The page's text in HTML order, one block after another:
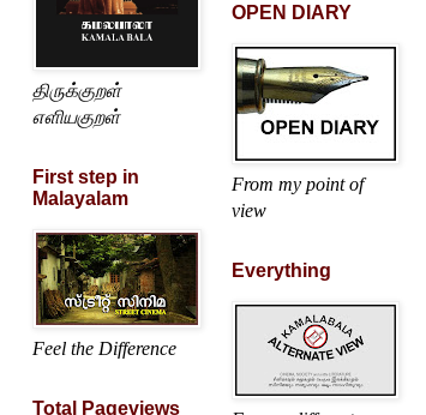
திருக்குறள்
எளியகுறள்
First step in
Malayalam
Feel the Difference
Total Pageviews
OPEN DIARY
From my point of
view
Everything